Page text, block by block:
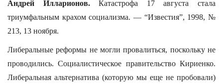
Андрей Илларионов.Катастрофа 17 августа стала
триумфальным крахом социализма. — “Известия”, 1998, №
213, 13 ноября.
Либеральные реформы не могли провалиться, поскольку не
проводились. Социалистическое правительство Кириенко.
Либеральная альтернатива (которую мы еще не пробовали)